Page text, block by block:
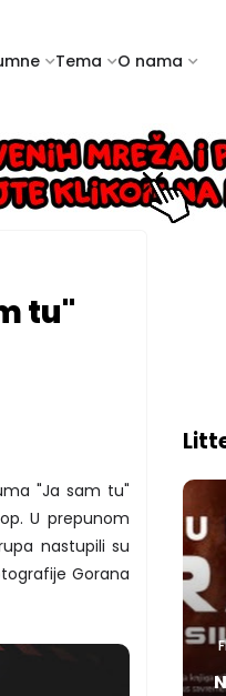
Tema O nama
tu"
"Ja sam tu"
U prepunom
nastupili su
Gorana